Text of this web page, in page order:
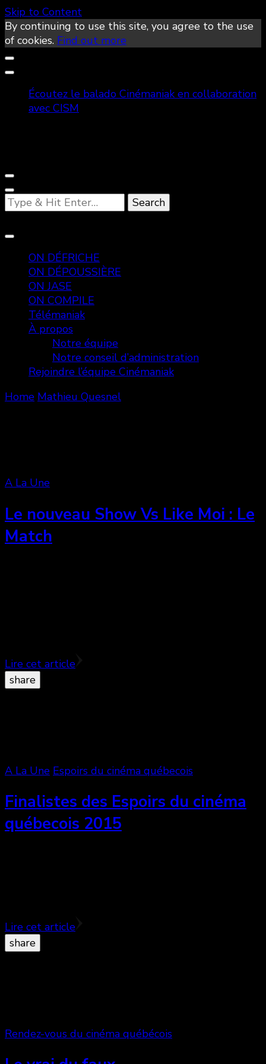
Skip to Content
By continuing to use this site, you agree to the use
of cookies. Find out more
Écoutez le balado Cinémaniak en collaboration
avec CISM
Looking
for
ON DÉFRICHE
ON DÉPOUSSIÈRE
ON JASE
ON COMPILE
Télémaniak
À propos
Notre équipe
Notre conseil d’administration
Rejoindre l’équipe Cinémaniak
Home Mathieu Quesnel
A La Une
Le nouveau Show Vs Like Moi : Le
Match
Lire cet article
share
A La Une Espoirs du cinéma québecois
Finalistes des Espoirs du cinéma
québecois 2015
Lire cet article
share
Rendez-vous du cinéma québécois